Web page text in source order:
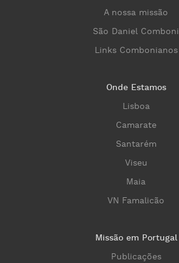
A nossa missão
São Daniel Comboni
Links Combonianos
Onde Estamos
Lisboa
Camarate
Santarém
Viseu
Maia
VN Famalicão
Missão em Portugal
Publicações